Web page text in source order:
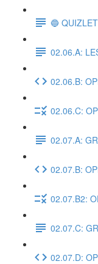
🔵
02.06.A:
02.06.B:
02.06.C:
02.07.A:
02.07.B:
02.07.B2:
02.07.C:
02.07.D: